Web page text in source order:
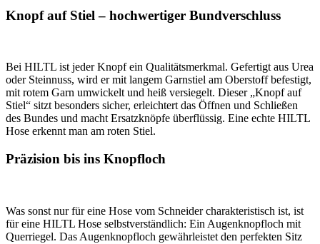
Knopf auf Stiel – hochwertiger Bundverschluss
Bei HILTL ist jeder Knopf ein Qualitätsmerkmal. Gefertigt aus Urea
oder Steinnuss, wird er mit langem Garnstiel am Oberstoff befestigt,
mit rotem Garn umwickelt und heiß versiegelt. Dieser „Knopf auf
Stiel“ sitzt besonders sicher, erleichtert das Öffnen und Schließen
des Bundes und macht Ersatzknöpfe überflüssig. Eine echte HILTL
Hose erkennt man am roten Stiel.
Präzision bis ins Knopfloch
Was sonst nur für eine Hose vom Schneider charakteristisch ist, ist
für eine HILTL Hose selbstverständlich: Ein Augenknopfloch mit
Querriegel. Das Augenknopfloch gewährleistet den perfekten Sitz